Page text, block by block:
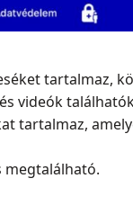
tartalmaz,
videók
tartalmaz,
megtalálható.